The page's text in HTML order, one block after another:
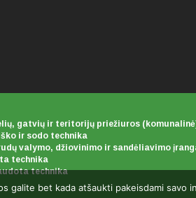
gatvių ir teritorijų priežiuros
ir sodo technika
valymo, džiovinimo ir sandėliavimo
technika
technika
galite bet kada atšaukti pakeisdami savo